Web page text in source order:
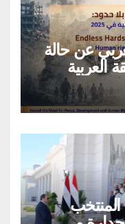
عن حالة
العربية